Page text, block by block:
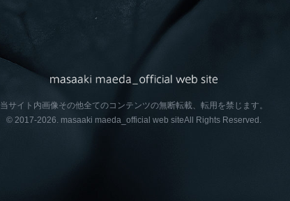
当サイト内画像その他全てのコンテンツの無断転載、転用を禁じます。
© 2017-2026. masaaki maeda_official web siteAll Rights Reserved.